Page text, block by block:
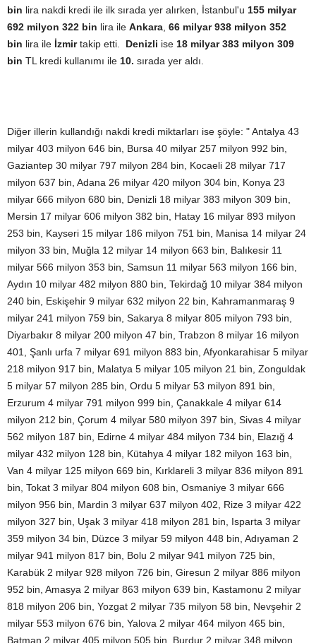
bin lira nakdi kredi ile ilk sırada yer alırken, İstanbul'u 155 milyar
692 milyon 322 bin lira ile Ankara, 66 milyar 938 milyon 352
bin lira ile İzmirtakip etti. Denizli ise 18 milyar 383 milyon 309
bin TL kredi kullanımı ile 10. sırada yer aldı.
Diğer illerin kullandığı nakdi kredi miktarları ise şöyle: " Antalya 43
milyar 403 milyon 646 bin, Bursa 40 milyar 257 milyon 992 bin,
Gaziantep 30 milyar 797 milyon 284 bin, Kocaeli 28 milyar 717
milyon 637 bin, Adana 26 milyar 420 milyon 304 bin, Konya 23
milyar 666 milyon 680 bin, Denizli 18 milyar 383 milyon 309 bin,
Mersin 17 milyar 606 milyon 382 bin, Hatay 16 milyar 893 milyon
253 bin, Kayseri 15 milyar 186 milyon 751 bin, Manisa 14 milyar 24
milyon 33 bin, Muğla 12 milyar 14 milyon 663 bin, Balıkesir 11
milyar 566 milyon 353 bin, Samsun 11 milyar 563 milyon 166 bin,
Aydın 10 milyar 482 milyon 880 bin, Tekirdağ 10 milyar 384 milyon
240 bin, Eskişehir 9 milyar 632 milyon 22 bin, Kahramanmaraş 9
milyar 241 milyon 759 bin, Sakarya 8 milyar 805 milyon 793 bin,
Diyarbakır 8 milyar 200 milyon 47 bin, Trabzon 8 milyar 16 milyon
401, Şanlı urfa 7 milyar 691 milyon 883 bin, Afyonkarahisar 5 milyar
218 milyon 917 bin, Malatya 5 milyar 105 milyon 21 bin, Zonguldak
5 milyar 57 milyon 285 bin, Ordu 5 milyar 53 milyon 891 bin,
Erzurum 4 milyar 791 milyon 999 bin, Çanakkale 4 milyar 614
milyon 212 bin, Çorum 4 milyar 580 milyon 397 bin, Sivas 4 milyar
562 milyon 187 bin, Edirne 4 milyar 484 milyon 734 bin, Elazığ 4
milyar 432 milyon 128 bin, Kütahya 4 milyar 182 milyon 163 bin,
Van 4 milyar 125 milyon 669 bin, Kırklareli 3 milyar 836 milyon 891
bin, Tokat 3 milyar 804 milyon 608 bin, Osmaniye 3 milyar 666
milyon 956 bin, Mardin 3 milyar 637 milyon 402, Rize 3 milyar 422
milyon 327 bin, Uşak 3 milyar 418 milyon 281 bin, Isparta 3 milyar
359 milyon 34 bin, Düzce 3 milyar 59 milyon 448 bin, Adıyaman 2
milyar 941 milyon 817 bin, Bolu 2 milyar 941 milyon 725 bin,
Karabük 2 milyar 928 milyon 726 bin, Giresun 2 milyar 886 milyon
952 bin, Amasya 2 milyar 863 milyon 639 bin, Kastamonu 2 milyar
818 milyon 206 bin, Yozgat 2 milyar 735 milyon 58 bin, Nevşehir 2
milyar 553 milyon 676 bin, Yalova 2 milyar 464 milyon 465 bin,
Batman 2 milyar 405 milyon 505 bin, Burdur 2 milyar 348 milyon